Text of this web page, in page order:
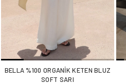
BELLA %100 ORGANİK KETEN BLUZ
SOFT SARI